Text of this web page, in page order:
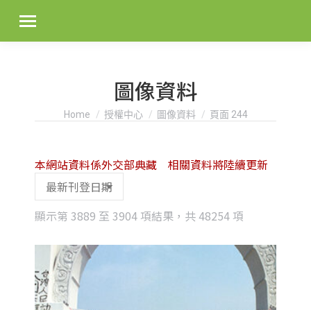
圖像資料
You are here:
Home 授權中心 圖像資料 頁面 244
顯示第 3889 至 3904 項結果，共 48254 項
latest
本網站資料係外交部典藏 相關資料將陸續更新